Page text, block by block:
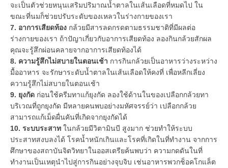
จะเป็นตัวช่วยหนุนเสริมปริมาณน้ำตาลในเส้นเลือดที่หมดไป ใน
ขณะที่นมก็ช่วยปรับระดับของเหลวในร่างกายของเรา
7. อาการเสียดท้อง กล้วยมีสารลดกรดตามธรรมชาติที่มีผลต่อ
ร่างกายของเรา ถ้าปัญาเกี่ยวกับอาการเสียดท้อง ลองกินกล้วยสักผล
คุณจะรู้สึกผ่อนคลายจากอาการเสียดท้องได้
8. ความรู้สึกไม่สบายในตอนเช้า การกินกล้วยเป็นอาหารว่างระหว่าง
มื้ออาหาร จะรักษาระดับน้ำตาลในเส้นเลือดให้คงที่ เพื่อหลีกเลี่ยง
ความรู้สึกไม่สบายในตอนเช้า
9. ยุงกัด ก่อนใช้ครีมทาแก้ยุงกัด ลองใช้ด้านในของเปลือกกล้วยทา
บริเวณที่ถูกยุงกัด มีหลายคนพบอย่างมหัศจรรย์ว่า เปลือกกล้วย
สามารถแก้เม็ดผื่นคันที่เกิดจากยุงกัดได้
10. ระบบระสาท ในกล้วยมีวิตามินบี สูงมาก ช่วยทำให้ระบบ
ประสาทสงบลงได้ โรคน้ำหนักเกินและโรคที่เกิดในที่ทำงาน จากการ
ศึกษาของสถาบันจิตวิทยาในออสเตรียค้นพบว่า ความกดดันในที่
ทำงานเป็นเหตุนำไปสู่การกินอย่างจุบจิบ เช่นอาหารพวกช็อคโกแล็ต